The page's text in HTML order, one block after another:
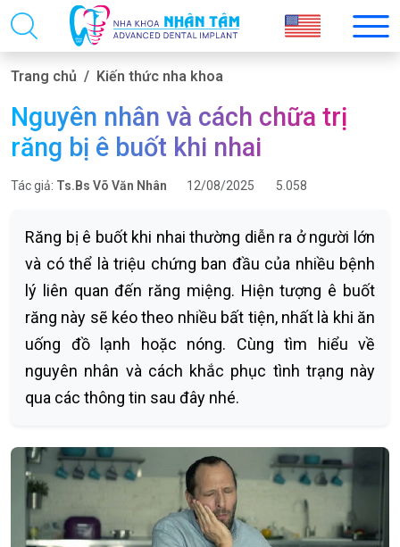
Trang chủ Kiến thức nha khoa
Nguyên nhân và cách chữa trị
răng bị ê buốt khi nhai
Tác giả: Ts.Bs Võ Văn Nhân 12/08/2025 5.058
Răng bị ê buốt khi nhai thường diễn ra ở người lớn
và có thể là triệu chứng ban đầu của nhiều bệnh
lý liên quan đến răng miệng. Hiện tượng ê buốt
răng này sẽ kéo theo nhiều bất tiện, nhất là khi ăn
uống đồ lạnh hoặc nóng. Cùng tìm hiểu về
nguyên nhân và cách khắc phục tình trạng này
qua các thông tin sau đây nhé.